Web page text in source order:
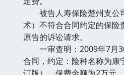
被告人寿保险楚州支公
术）不符合合同约定的保险
原告的诉讼请求。
一审查明：2009年7月
合同，约定：险种名称为康